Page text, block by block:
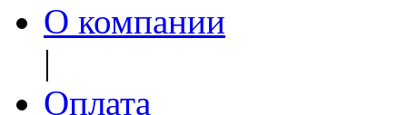
О компании
|
Оплата